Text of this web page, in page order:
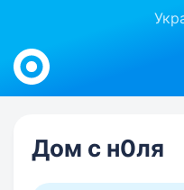
Work.ua
Дом с н0ля